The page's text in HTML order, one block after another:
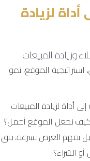
لزيادة
استراتيجية الموقع، نمو
أداة لزيادة المبيعات
كيف نجعل الموقع أجمل؟
يفهم العرض بسرعة، يثق
الشراء؟